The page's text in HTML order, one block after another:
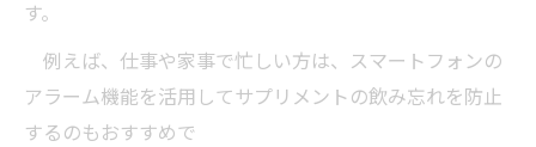
す。
例えば、仕事や家事で忙しい方は、スマートフォンの
アラーム機能を活用してサプリメントの飲み忘れを防止
するのもおすすめで